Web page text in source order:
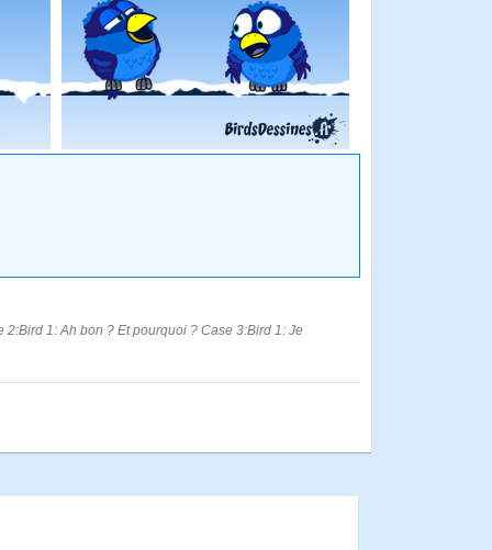
1: Ah bon ? Et pourquoi ? Case 3:Bird 1: Je